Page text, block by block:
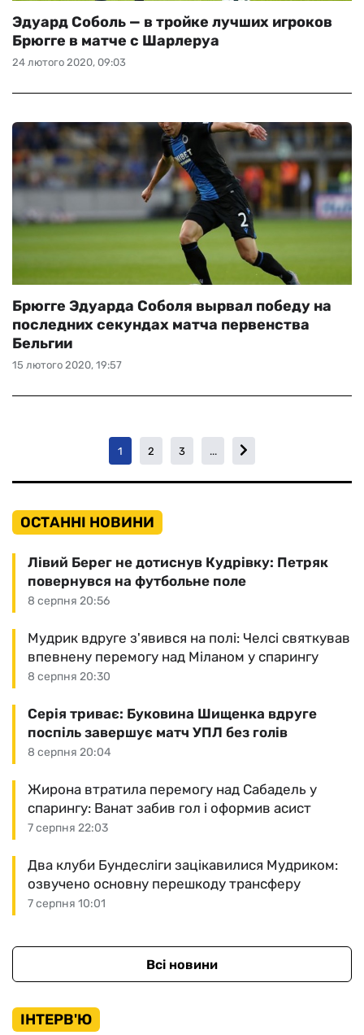
24 лютого 2020, 09:03
Эдуард Соболь — в тройке лучших игроков
Брюгге в матче с Шарлеруа
15 лютого 2020, 19:57
Брюгге Эдуарда Соболя вырвал победу на
последних секундах матча первенства
Бельгии
1 2 3 ...
ОСТАННІ НОВИНИ
8 серпня 20:56
Лівий Берег не дотиснув Кудрівку: Петряк
повернувся на футбольне поле
8 серпня 20:30
Мудрик вдруге з'явився на полі: Челсі святкував
впевнену перемогу над Міланом у спарингу
8 серпня 20:04
Серія триває: Буковина Шищенка вдруге
поспіль завершує матч УПЛ без голів
7 серпня 22:03
Жирона втратила перемогу над Сабадель у
спарингу: Ванат забив гол і оформив асист
7 серпня 10:01
Два клуби Бундесліги зацікавилися Мудриком:
озвучено основну перешкоду трансферу
Всі новини
ІНТЕРВ'Ю